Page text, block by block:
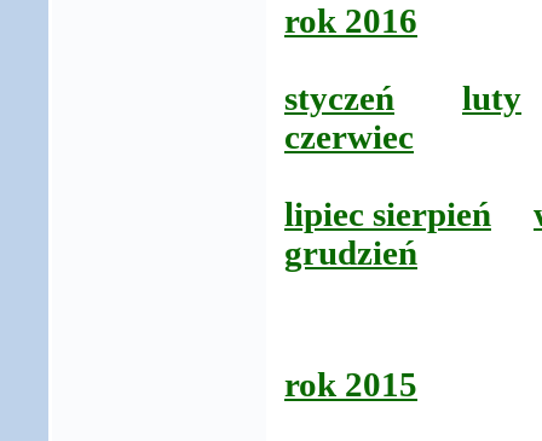
rok 2016
styczeń
luty
czerwiec
lipiec sierpień
grudzień
rok 2015